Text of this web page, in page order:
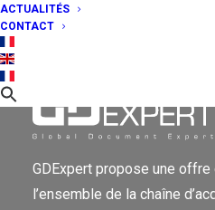
ACTUALITÉS
CONTACT
GDExpert propose une
l’ensemble de la chaîne